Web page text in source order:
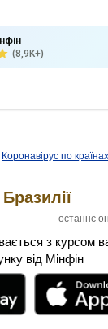
(8,9K+)
Коронавірус по країнах
останнє
з курсом
від Мінфін